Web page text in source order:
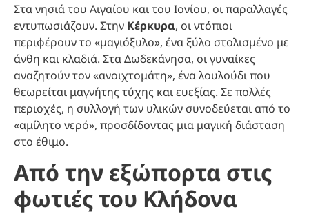
Στα νησιά του Αιγαίου και του Ιονίου, οι παραλλαγές
εντυπωσιάζουν. Στην Κέρκυρα, οι ντόπιοι
περιφέρουν το «μαγιόξυλο», ένα ξύλο στολισμένο με
άνθη και κλαδιά. Στα Δωδεκάνησα, οι γυναίκες
αναζητούν τον «ανοιχτομάτη», ένα λουλούδι που
θεωρείται μαγνήτης τύχης και ευεξίας. Σε πολλές
περιοχές, η συλλογή των υλικών συνοδεύεται από το
«αμίλητο νερό», προσδίδοντας μια μαγική διάσταση
στο έθιμο.
Από την εξώπορτα στις
φωτιές του Κλήδονα